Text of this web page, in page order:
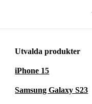
match.
Utvalda produkter
iPhone 15
Samsung Galaxy S23